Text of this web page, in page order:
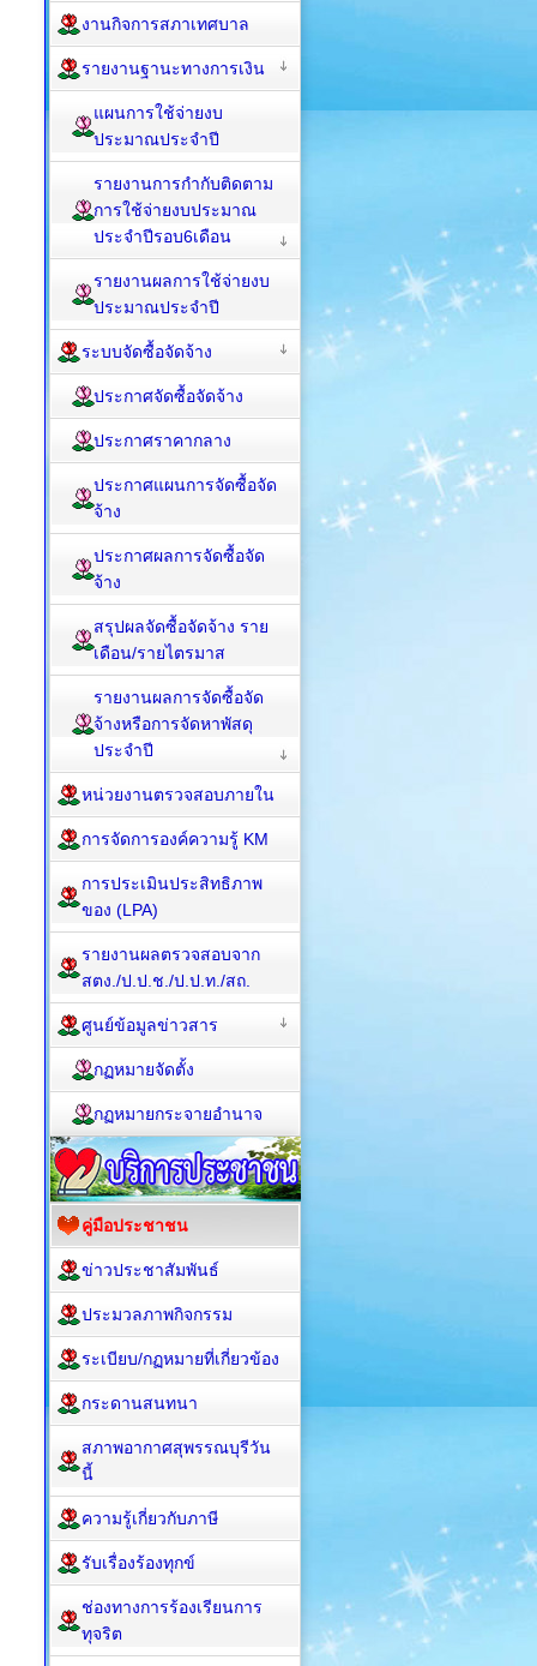
งานกิจการสภาเทศบาล
รายงานฐานะทางการเงิน
แผนการใช้จ่ายงบ
ประมาณประจำปี
รายงานการกำกับติดตาม
การใช้จ่ายงบประมาณ
ประจำปีรอบ6เดือน
รายงานผลการใช้จ่ายงบ
ประมาณประจำปี
ระบบจัดซื้อจัดจ้าง
ประกาศจัดซื้อจัดจ้าง
ประกาศราคากลาง
ประกาศแผนการจัดซื้อจัด
จ้าง
ประกาศผลการจัดซื้อจัด
จ้าง
สรุปผลจัดซื้อจัดจ้าง ราย
เดือน/รายไตรมาส
รายงานผลการจัดซื้อจัด
จ้างหรือการจัดหาพัสดุ
ประจำปี
หน่วยงานตรวจสอบภายใน
การจัดการองค์ความรู้ KM
การประเมินประสิทธิภาพ
ของ (LPA)
รายงานผลตรวจสอบจาก
สตง./ป.ป.ช./ป.ป.ท./สถ.
ศูนย์ข้อมูลข่าวสาร
กฏหมายจัดตั้ง
กฏหมายกระจายอำนาจ
คู่มือประชาชน
ข่าวประชาสัมพันธ์
ประมวลภาพกิจกรรม
ระเบียบ/กฏหมายที่เกี่ยวข้อง
กระดานสนทนา
สภาพอากาศสุพรรณบุรีวัน
นี้
ความรู้เกี่ยวกับภาษี
รับเรื่องร้องทุกข์
ช่องทางการร้องเรียนการ
ทุจริต